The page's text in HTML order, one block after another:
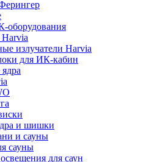
оборудования
излучатели Harvia
для ИК-кабин
и шишки
и сауны
сауны
для саун